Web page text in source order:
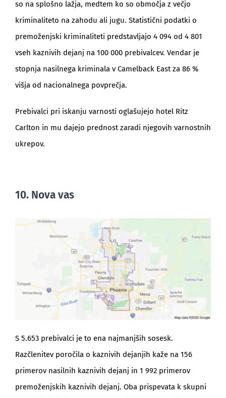
so na splošno lažja, medtem ko so območja z večjo
kriminaliteto na zahodu ali jugu. Statistični podatki o
premoženjski kriminaliteti predstavljajo 4 094 od 4 801
vseh kaznivih dejanj na 100 000 prebivalcev. Vendar je
stopnja nasilnega kriminala v Camelback East za 86 %
višja od nacionalnega povprečja.
Prebivalci pri iskanju varnosti oglašujejo hotel Ritz
Carlton in mu dajejo prednost zaradi njegovih varnostnih
ukrepov.
10. Nova vas
S 5.653 prebivalci je to ena najmanjših sosesk.
Razčlenitev poročila o kaznivih dejanjih kaže na 156
primerov nasilnih kaznivih dejanj in 1 992 primerov
premoženjskih kaznivih dejanj. Oba prispevata k skupni